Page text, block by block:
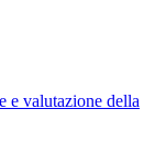
e valutazione della